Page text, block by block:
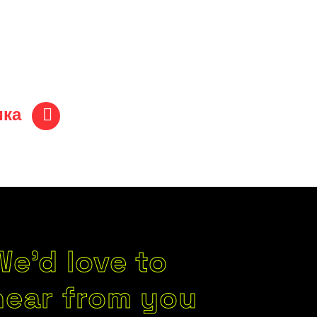
love to
from you